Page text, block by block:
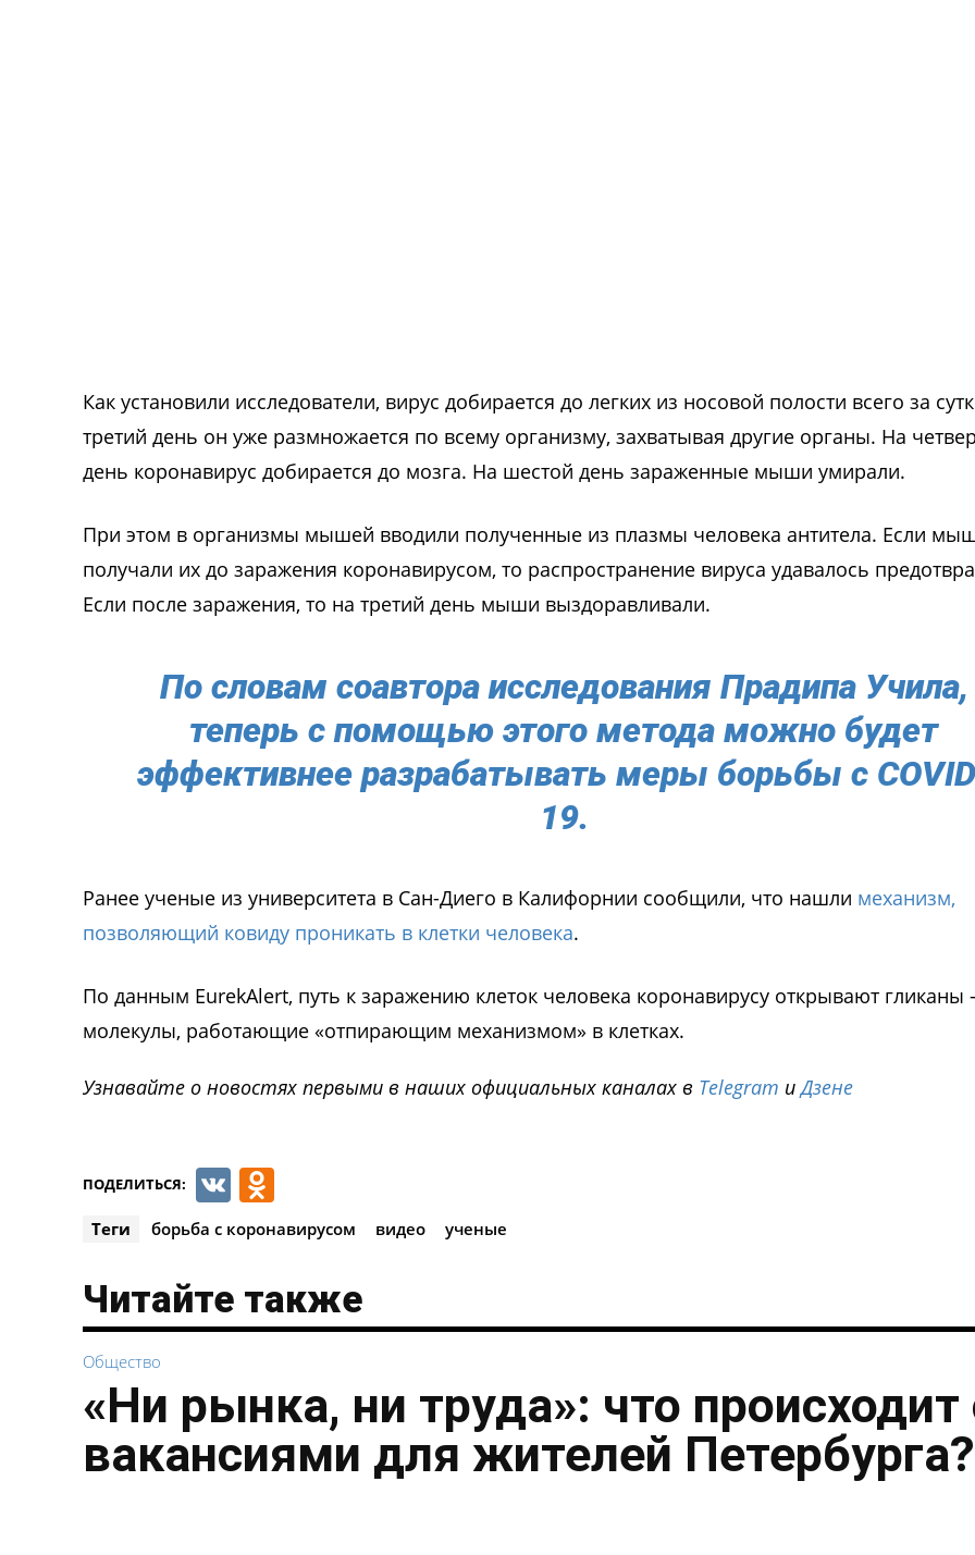
Как установили исследователи, вирус добирается до легких из носовой полости всего за
третий день он уже размножается по всему организму, захватывая другие органы. На
день коронавирус добирается до мозга. На шестой день зараженные мыши умирали.
При этом в организмы мышей вводили полученные из плазмы человека антитела. Если
получали их до заражения коронавирусом, то распространение вируса удавалось
Если после заражения, то на третий день мыши выздоравливали.
По словам соавтора исследования Прадипа Учила,
теперь с помощью этого метода можно будет
эффективнее разрабатывать меры борьбы с
19.
Ранее ученые из университета в Сан-Диего в Калифорнии сообщили, что нашли механизм,
позволяющий ковиду проникать в клетки человека.
По данным EurekAlert, путь к заражению клеток человека коронавирусу открывают
молекулы, работающие «отпирающим механизмом» в клетках.
Узнавайте о новостях первыми в наших официальных каналах в Telegram иДзене
ПОДЕЛИТЬСЯ: VK
Теги борьба с коронавирусом видео ученые
Читайте также
Общество
«Ни рынка, ни труда»: что происходит
вакансиями для жителей Петербурга?